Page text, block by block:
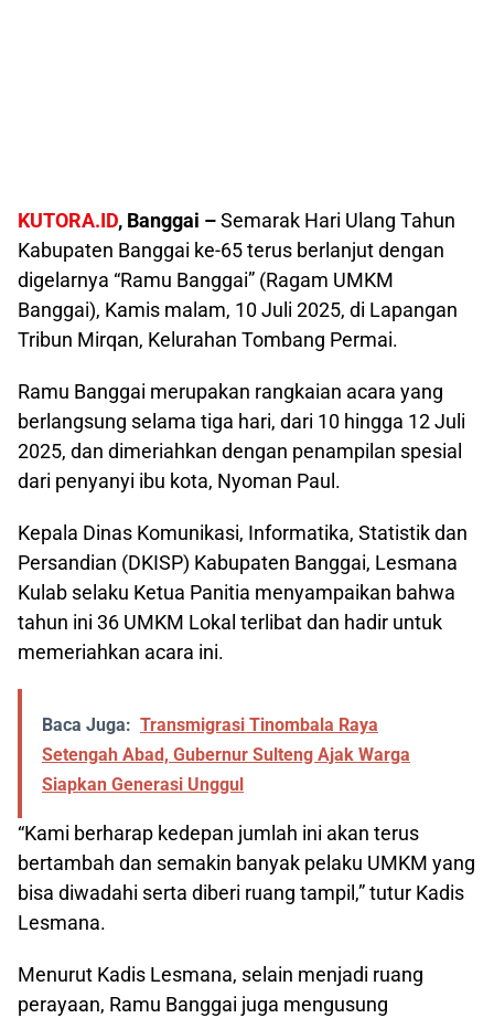
KUTORA.ID, Banggai –Semarak Hari Ulang Tahun
Kabupaten Banggai ke-65 terus berlanjut dengan
digelarnya “Ramu Banggai” (Ragam UMKM
Banggai), Kamis malam, 10 Juli 2025, di Lapangan
Tribun Mirqan, Kelurahan Tombang Permai.
Ramu Banggai merupakan rangkaian acara yang
berlangsung selama tiga hari, dari 10 hingga 12 Juli
2025, dan dimeriahkan dengan penampilan spesial
dari penyanyi ibu kota, Nyoman Paul.
Kepala Dinas Komunikasi, Informatika, Statistik dan
Persandian (DKISP) Kabupaten Banggai, Lesmana
Kulab selaku Ketua Panitia menyampaikan bahwa
tahun ini 36 UMKM Lokal terlibat dan hadir untuk
memeriahkan acara ini.
Baca Juga: Transmigrasi Tinombala Raya
Setengah Abad, Gubernur Sulteng Ajak Warga
Siapkan Generasi Unggul
“Kami berharap kedepan jumlah ini akan terus
bertambah dan semakin banyak pelaku UMKM yang
bisa diwadahi serta diberi ruang tampil,” tutur Kadis
Lesmana.
Menurut Kadis Lesmana, selain menjadi ruang
perayaan, Ramu Banggai juga mengusung